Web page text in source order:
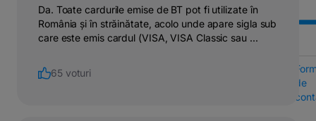
de
Da. Toate cardurile emise de BT pot fi utilizate în
România și în străinătate, acolo unde apare sigla sub
care este emis cardul (VISA, VISA Classic sau ...
65 voturi